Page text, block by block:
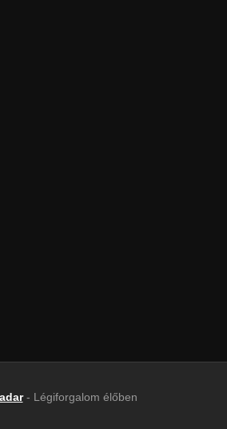
- Légiforgalom élőben